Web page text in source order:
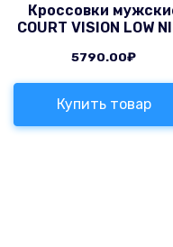
Кроссовки
COURT VISION LOW
5790.00₽
Купить товар